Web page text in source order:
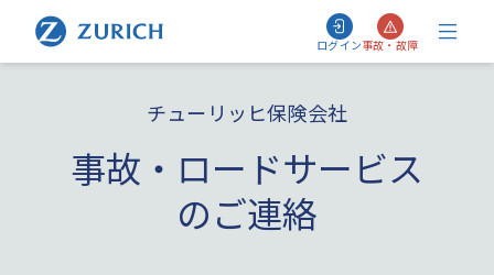
ログイン事故・故障
チューリッヒ保険会社
事故・ロードサービス
のご連絡